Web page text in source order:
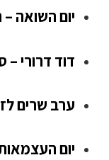
יום השואה
דוד דרורי
ערב שרים
יום העצמאות